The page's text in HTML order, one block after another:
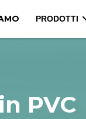
PRODOTTI
PVC